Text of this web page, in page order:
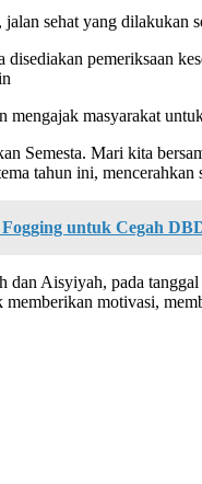
sehat yang
pemeriksaan
masyarakat
Semesta. Mari kita
tahun ini, mencerahkan
untuk Cegah
Aisyiyah, pada
motivasi,